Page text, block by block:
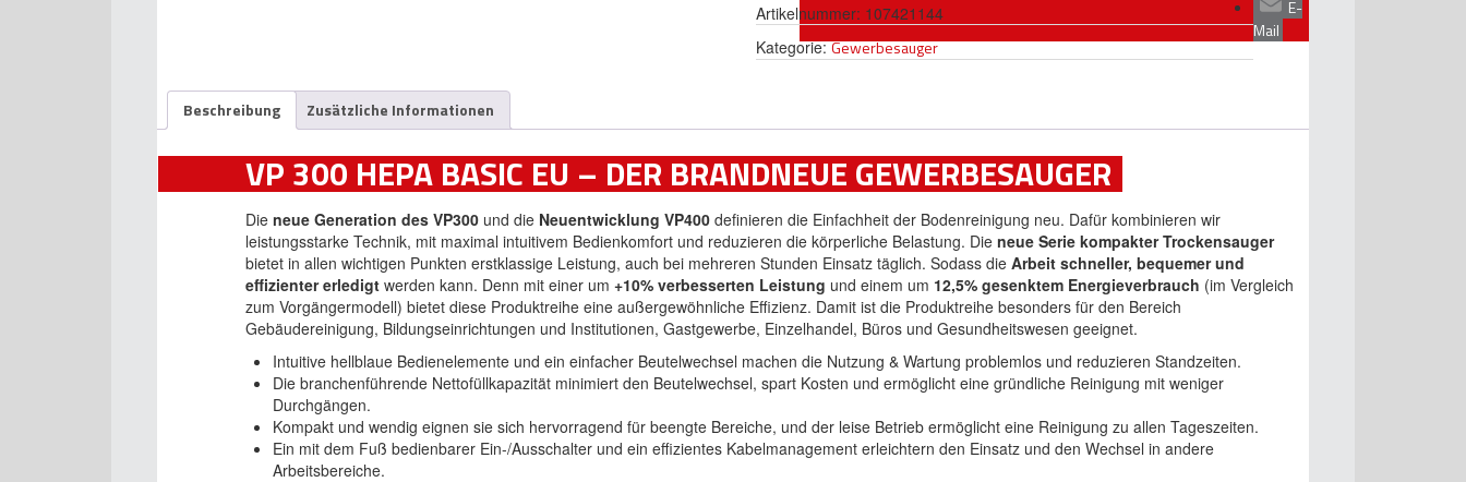
Artikelnummer: 107421144
Kategorie:Gewerbesauger
E-
Mail
Beschreibung Zusätzliche Informationen
VP 300 HEPA BASIC EU – DER BRANDNEUE GEWERBESAUGER
Die neue Generation des VP300 und die Neuentwicklung VP400 definieren die Einfachheit der Bodenreinigung neu. Dafür kombinieren wir
leistungsstarke Technik, mit maximal intuitivem Bedienkomfort und reduzieren die körperliche Belastung. Die neue Serie kompakter Trockensauger
bietet in allen wichtigen Punkten erstklassige Leistung, auch bei mehreren Stunden Einsatz täglich. Sodass die Arbeit schneller, bequemer und
effizienter erledigt werden kann. Denn mit einer um +10% verbesserten Leistung und einem um 12,5% gesenktem Energieverbrauch (im Vergleich
zum Vorgängermodell) bietet diese Produktreihe eine außergewöhnliche Effizienz. Damit ist die Produktreihe besonders für den Bereich
Gebäudereinigung, Bildungseinrichtungen und Institutionen, Gastgewerbe, Einzelhandel, Büros und Gesundheitswesen geeignet.
Intuitive hellblaue Bedienelemente und ein einfacher Beutelwechsel machen die Nutzung & Wartung problemlos und reduzieren Standzeiten.
Die branchenführende Nettofüllkapazität minimiert den Beutelwechsel, spart Kosten und ermöglicht eine gründliche Reinigung mit weniger
Durchgängen.
Kompakt und wendig eignen sie sich hervorragend für beengte Bereiche, und der leise Betrieb ermöglicht eine Reinigung zu allen Tageszeiten.
Ein mit dem Fuß bedienbarer Ein-/Ausschalter und ein effizientes Kabelmanagement erleichtern den Einsatz und den Wechsel in andere
Arbeitsbereiche.